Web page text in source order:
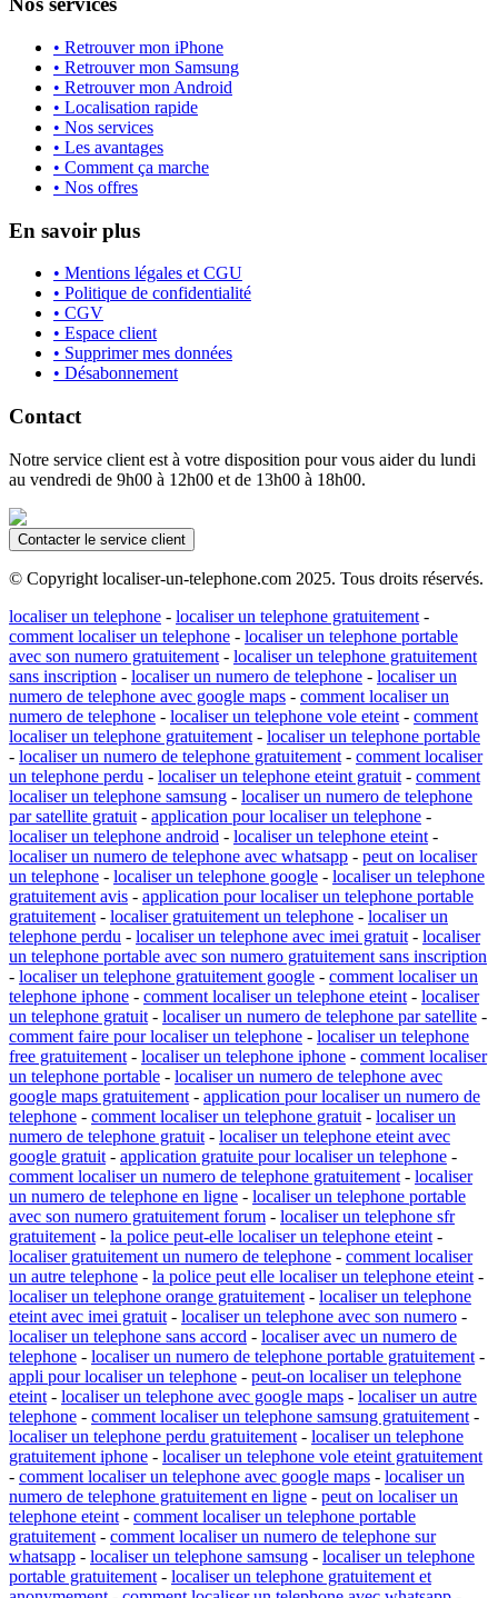
• Retrouver mon iPhone
• Retrouver mon Samsung
• Retrouver mon Android
• Localisation rapide
• Nos services
• Les avantages
• Comment ça marche
• Nos offres
En savoir plus
• Mentions légales et CGU
• Politique de confidentialité
• CGV
• Espace client
• Supprimer mes données
• Désabonnement
Contact
Notre service client est à votre disposition pour vous aider du lundi
au vendredi de 9h00 à 12h00 et de 13h00 à 18h00.
Contacter le service client
© Copyright localiser-un-telephone.com 2025. Tous droits réservés.
localiser un telephone - localiser un telephone gratuitement -
comment localiser un telephone - localiser un telephone portable
avec son numero gratuitement - localiser un telephone gratuitement
sans inscription - localiser un numero de telephone - localiser un
numero de telephone avec google maps - comment localiser un
numero de telephone - localiser un telephone vole eteint - comment
localiser un telephone gratuitement - localiser un telephone portable
- localiser un numero de telephone gratuitement - comment localiser
un telephone perdu - localiser un telephone eteint gratuit - comment
localiser un telephone samsung - localiser un numero de telephone
par satellite gratuit - application pour localiser un telephone -
localiser un telephone android - localiser un telephone eteint -
localiser un numero de telephone avec whatsapp - peut on localiser
un telephone - localiser un telephone google - localiser un telephone
gratuitement avis - application pour localiser un telephone portable
gratuitement - localiser gratuitement un telephone - localiser un
telephone perdu - localiser un telephone avec imei gratuit - localiser
un telephone portable avec son numero gratuitement sans inscription
- localiser un telephone gratuitement google - comment localiser un
telephone iphone - comment localiser un telephone eteint - localiser
un telephone gratuit - localiser un numero de telephone par satellite -
comment faire pour localiser un telephone - localiser un telephone
free gratuitement - localiser un telephone iphone - comment localiser
un telephone portable - localiser un numero de telephone avec
google maps gratuitement - application pour localiser un numero de
telephone - comment localiser un telephone gratuit - localiser un
numero de telephone gratuit - localiser un telephone eteint avec
google gratuit - application gratuite pour localiser un telephone -
comment localiser un numero de telephone gratuitement - localiser
un numero de telephone en ligne - localiser un telephone portable
avec son numero gratuitement forum - localiser un telephone sfr
gratuitement - la police peut-elle localiser un telephone eteint -
localiser gratuitement un numero de telephone - comment localiser
un autre telephone - la police peut elle localiser un telephone eteint -
localiser un telephone orange gratuitement - localiser un telephone
eteint avec imei gratuit - localiser un telephone avec son numero -
localiser un telephone sans accord - localiser avec un numero de
telephone - localiser un numero de telephone portable gratuitement -
appli pour localiser un telephone - peut-on localiser un telephone
eteint - localiser un telephone avec google maps - localiser un autre
telephone - comment localiser un telephone samsung gratuitement -
localiser un telephone perdu gratuitement - localiser un telephone
gratuitement iphone - localiser un telephone vole eteint gratuitement
- comment localiser un telephone avec google maps - localiser un
numero de telephone gratuitement en ligne - peut on localiser un
telephone eteint - comment localiser un telephone portable
gratuitement - comment localiser un numero de telephone sur
whatsapp - localiser un telephone samsung - localiser un telephone
portable gratuitement - localiser un telephone gratuitement et